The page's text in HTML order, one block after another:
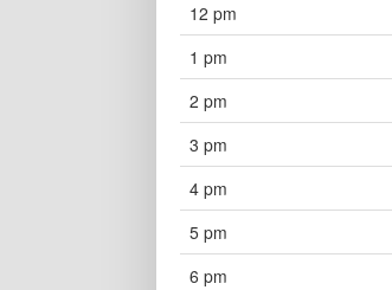
12 pm
1 pm
2 pm
3 pm
4 pm
5 pm
6 pm